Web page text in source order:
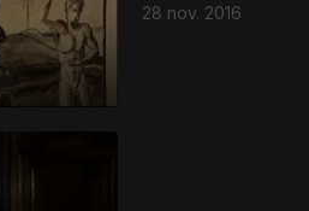
28 nov. 2016